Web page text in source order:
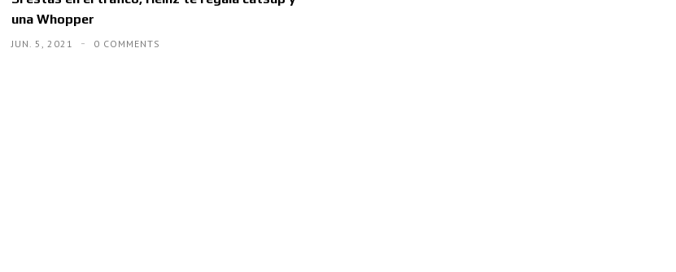
una Whopper
JUN. 5, 2021 0 COMMENTS